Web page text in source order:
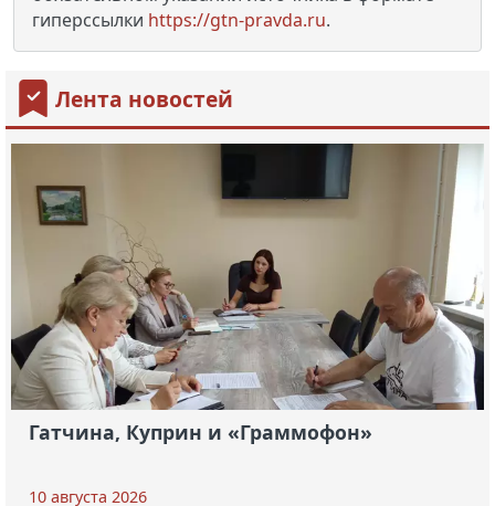
гиперссылки https://gtn-pravda.ru.
Лента новостей
Гатчина, Куприн и «Граммофон»
10 августа 2026